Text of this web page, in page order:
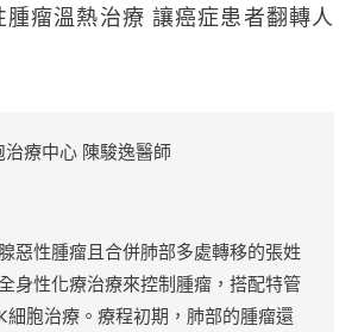
瘤溫熱治療 讓癌症患者翻轉人
療中心 陳駿逸醫師
惡性腫瘤且合併肺部多處轉移的張姓
身性化療治療來控制腫瘤，搭配特管
細胞治療。療程初期，肺部的腫瘤還